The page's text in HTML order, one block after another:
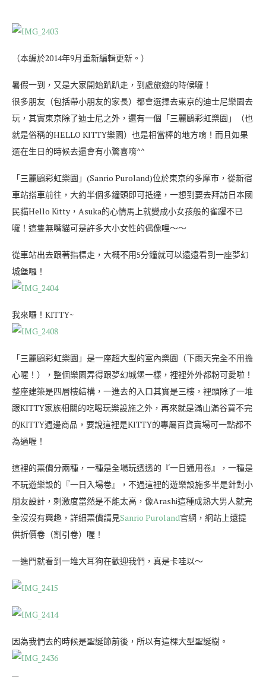
（本編於2014年9月重新編輯更新。）
暑假一到，又是大家開始趴趴走，到處旅遊的時候囉！
很多朋友（包括帶小朋友的家長）都會選擇去東京的迪士尼樂園去
玩，其實東京除了迪士尼之外，還有一個「三麗鷗彩虹樂園」（也
就是俗稱的HELLO KITTY樂園）也是相當棒的地方唷！而且如果
選在生日的時候去還會有小驚喜唷^^
「三麗鷗彩虹樂園」(Sanrio Puroland)位於東京的多摩市，從新宿
車站搭車前往，大約半個多鐘頭即可抵達，一想到要去拜訪日本國
民貓Hello Kitty，Asuka的心情馬上就變成小女孩般的雀躍不已
囉！這隻無嘴貓可是許多大小女性的偶像哩～～
從車站出去跟著指標走，大概不用5分鐘就可以遠遠看到一座夢幻
城堡囉！
我來囉！KITTY~
「三麗鷗彩虹樂園」是一座超大型的室內樂園（下雨天完全不用擔
心喔！），整個樂園弄得跟夢幻城堡一樣，裡裡外外都粉可愛啦！
整座建築是四層樓結構，一進去的入口其實是三樓，裡頭除了一堆
跟KITTY家族相關的吃喝玩樂設施之外，再來就是滿山滿谷買不完
的KITTY週邊商品，要說這裡是KITTY的專屬百貨賣場可一點都不
為過喔！
這裡的票價分兩種，一種是全場玩透透的『一日通用卷』，一種是
不玩遊樂設的『一日入場卷』，不過這裡的遊樂設施多半是針對小
朋友設計，刺激度當然是不能太高，像Arashi這種成熟大男人就完
全沒沒有興趣，詳細票價請見Sanrio Puroland官網，網站上還提
供折價卷（割引卷）喔！
一進門就看到一堆大耳狗在歡迎我們，真是卡哇以～
因為我們去的時候是聖誕節前後，所以有這棵大型聖誕樹。